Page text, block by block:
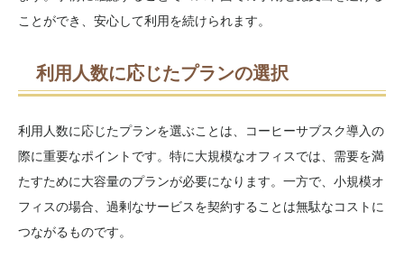
ことができ、安心して利用を続けられます。
利用人数に応じたプランの選択
利用人数に応じたプランを選ぶことは、コーヒーサブスク導入の
際に重要なポイントです。特に大規模なオフィスでは、需要を満
たすために大容量のプランが必要になります。一方で、小規模オ
フィスの場合、過剰なサービスを契約することは無駄なコストに
つながるものです。